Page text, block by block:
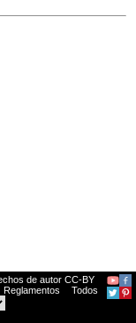
de autor CC-BY
Reglamentos
Todos